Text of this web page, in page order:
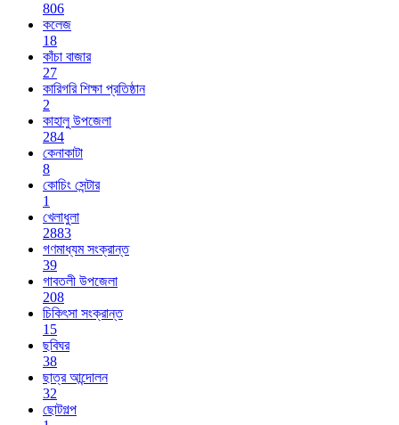
806
কলেজ
18
কাঁচা বাজার
27
কারিগরি শিক্ষা প্রতিষ্ঠান
2
কাহালু উপজেলা
284
কেনাকাটা
8
কোচিং সেন্টার
1
খেলাধুলা
2883
গণমাধ্যম সংক্রান্ত
39
গাবতলী উপজেলা
208
চিকিৎসা সংক্রান্ত
15
ছবিঘর
38
ছাত্র আন্দোলন
32
ছোটগল্প